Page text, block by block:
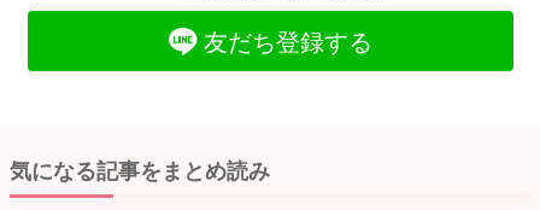
友だち登録する
気になる記事をまとめ読み